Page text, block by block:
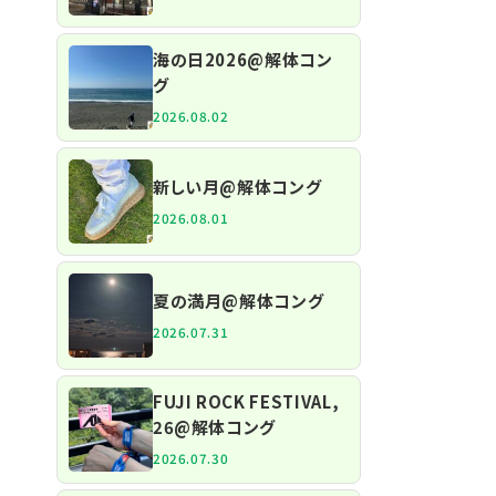
海の日2026@解体コン
グ
2026.08.02
新しい月@解体コング
2026.08.01
夏の満月@解体コング
2026.07.31
FUJI ROCK FESTIVAL,
26@解体コング
2026.07.30